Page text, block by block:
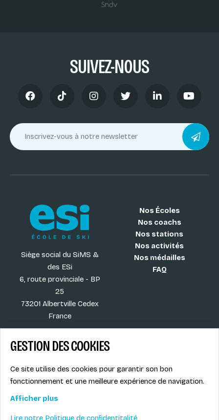
SUIVEZ-NOUS
Siège social du SiMS &
des ESi
6, route provinciale - BP
25
73201 Albertville Cedex
France
Nos Écoles
Nos coachs
Nos stations
Nos activités
Nos médailles
FAQ
Les plus ESI
Offres d'emploi
Le syndicat SIMS
Mentions légales
Politique de
GESTION DES COOKIES
Ce site utilise des cookies pour garantir son bon
fonctionnement et une meilleure expérience de navigation.
Afficher plus
Lire notre Politique de confidentitalité